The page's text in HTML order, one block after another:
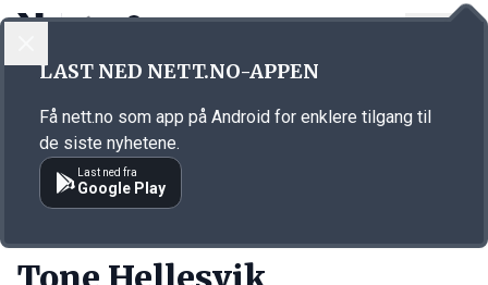
Annonsørinnhold
LAST NED NETT.NO-APPEN
Få nett.no som app på Android for enklere tilgang til
de siste nyhetene.
Last ned fra
Google Play